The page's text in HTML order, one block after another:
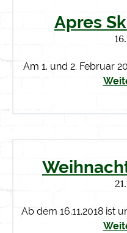
Apres
Am 1. und 2. Februar
Ab dem 16.11.2018 ist